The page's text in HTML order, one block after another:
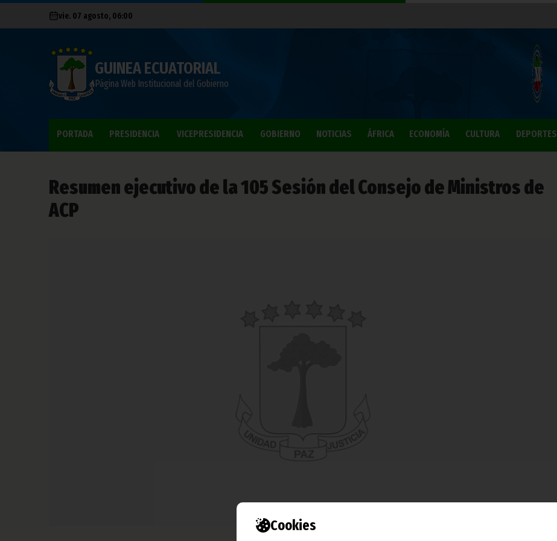
Cookies
vie. 07 agosto, 06:00
GUINEA ECUATORIAL
Página Web Institucional del Gobierno
PORTADA PRESIDENCIA VICEPRESIDENCIA GOBIERNO NOTICIAS ÁFRICA ECONOMÍA CULTURA DEPORTES
Resumen ejecutivo de la 105 Sesión del Consejo de Ministros de
ACP